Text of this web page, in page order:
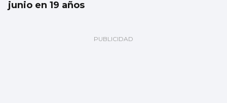
junio en 19 años